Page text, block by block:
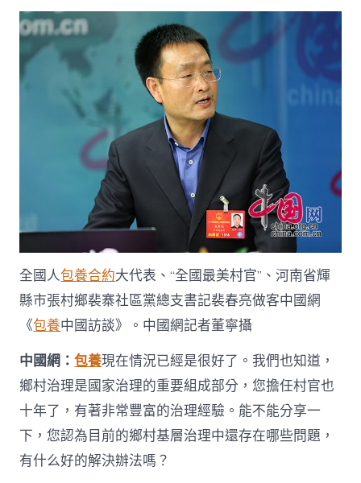
裴
春
亮：
兩
不
誤
裴
寨
村
走
甜
心
寶
貝
一
網
上
致
富
路
_
中
全國人包養合約大代表、“全國最美村官”、河南省輝
縣市張村鄉裴寨社區黨總支書記裴春亮做客中國網
《包養中國訪談》。中國網記者董寧攝
中國網：包養現在情況已經是很好了。我們也知道，
鄉村治理是國家治理的重要組成部分，您擔任村官也
十年了，有著非常豐富的治理經驗。能不能分享一
下，您認為目前的鄉村基層治理中還存在哪些問題，
有什么好的解決辦法嗎？